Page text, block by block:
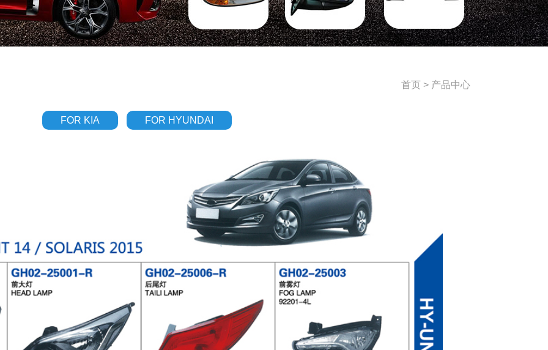
首页 > 产品中心
FOR KIA FOR HYUNDAI